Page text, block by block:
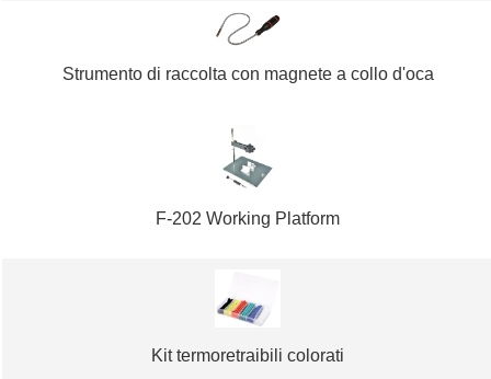
Strumento di raccolta con magnete a collo d'oca
F-202 Working Platform
Kit termoretraibili colorati